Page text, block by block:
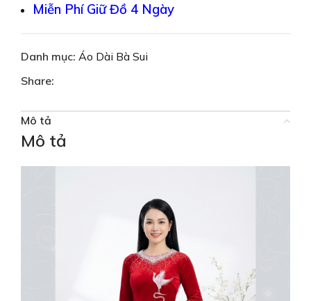
Miễn Phí Giữ Đồ 4 Ngày
Danh mục: Áo Dài Bà Sui
Share:
Mô tả
Mô tả